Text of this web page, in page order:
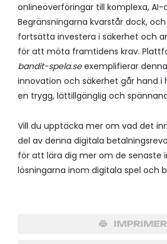
onlineöverföringar till komplexa, AI-
Begränsningarna kvarstår dock,
fortsätta investera i säkerhet och
för att möta framtidens krav.
bandit-spela.seexemplifierar
innovation och säkerhet går hand i
en trygg, lättillgänglig och
Vill du upptäcka mer om vad det
del av denna digitala
för att lära dig mer om de senaste
lösningarna inom digitala spel och
IMPRIMER